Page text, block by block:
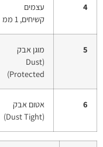
4
עצמים
קשיחים, 1 ממ
5
מוגן אבק
(Dust
Protected)
6
אטום אבק
(Dust Tight)